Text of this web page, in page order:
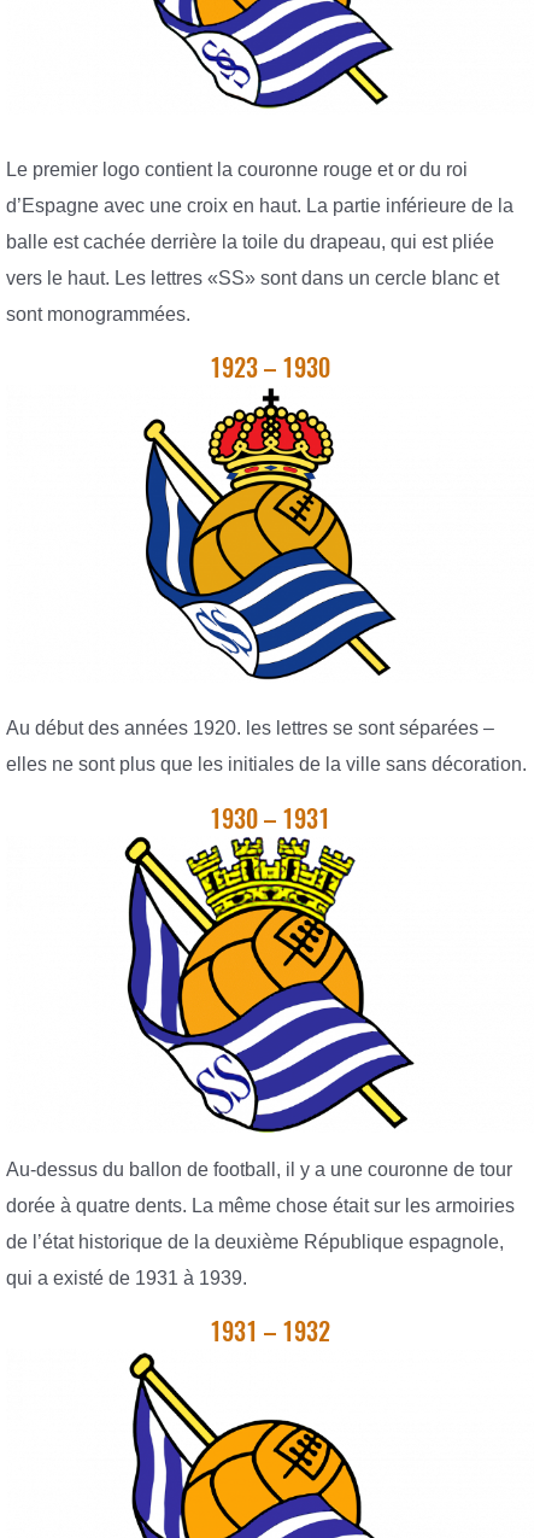
Le premier logo contient la couronne rouge et or du roi
d’Espagne avec une croix en haut. La partie inférieure de la
balle est cachée derrière la toile du drapeau, qui est pliée
vers le haut. Les lettres «SS» sont dans un cercle blanc et
sont monogrammées.
1923 – 1930
Au début des années 1920. les lettres se sont séparées –
elles ne sont plus que les initiales de la ville sans décoration.
1930 – 1931
Au-dessus du ballon de football, il y a une couronne de tour
dorée à quatre dents. La même chose était sur les armoiries
de l’état historique de la deuxième République espagnole,
qui a existé de 1931 à 1939.
1931 – 1932